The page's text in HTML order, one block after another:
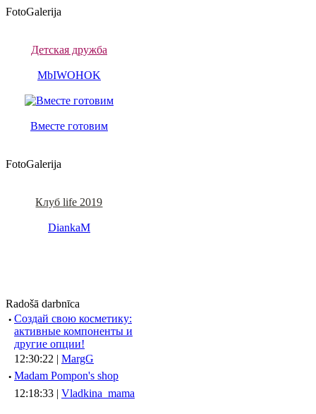
FotoGalerija
Детская дружба
MbIWOHOK
Вместе готовим
FotoGalerija
Клуб life 2019
DiankaM
Radošā darbnīca
· Создай свою косметику:
активные компоненты и
другие опции!
12:30:22 | MargG
· Madam Pompon's shop
12:18:33 | Vladkina_mama